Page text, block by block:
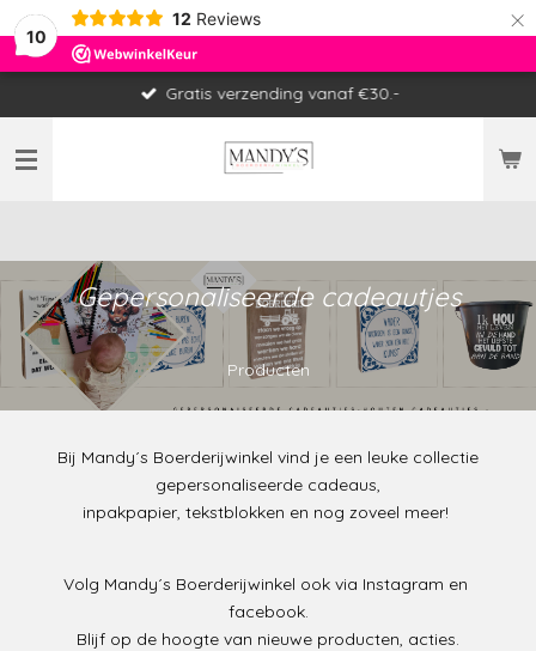
10
12 Reviews ×
Gratis verzending vanaf €30.-
Gepersonaliseerde cadeautjes
Producten
Bij Mandy´s Boerderijwinkel vind je een leuke collectie
gepersonaliseerde cadeaus,
inpakpapier, tekstblokken en nog zoveel meer!
Volg Mandy´s Boerderijwinkel ook via Instagram en
facebook.
Blijf op de hoogte van nieuwe producten, acties.